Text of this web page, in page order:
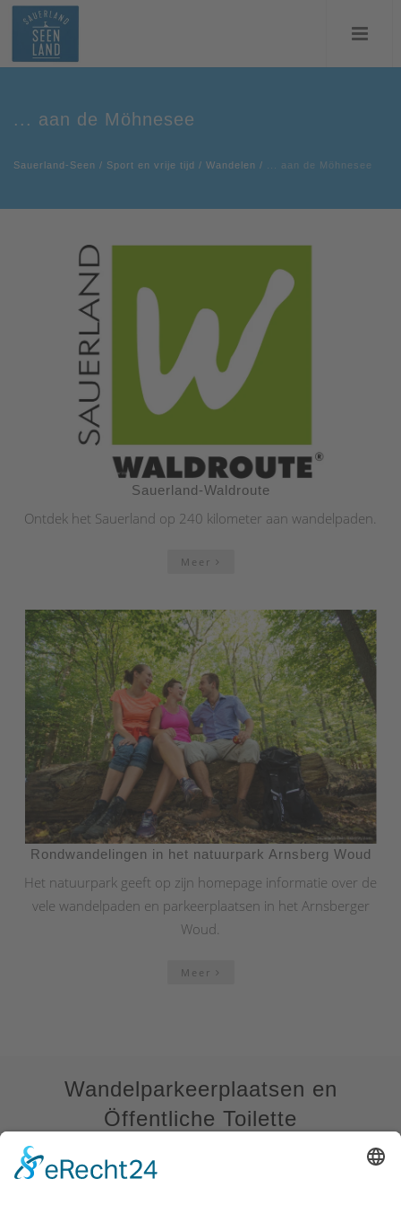
... aan de Möhnesee
Sauerland-Seen / Sport en vrije tijd / Wandelen / ... aan de Möhnesee
Sauerland-Waldroute
Ontdek het Sauerland op 240 kilometer aan wandelpaden.
Meer
Rondwandelingen in het natuurpark Arnsberg Woud
Het natuurpark geeft op zijn homepage informatie over de
vele wandelpaden en parkeerplaatsen in het Arnsberger
Woud.
Meer
Wandelparkeerplaatsen en
Öffentliche Toilette